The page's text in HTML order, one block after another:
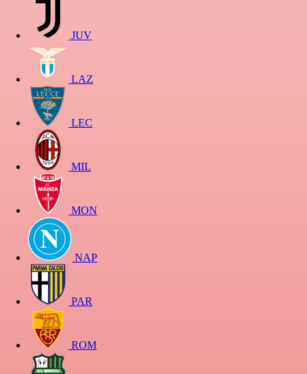
JUV
LAZ
LEC
MIL
MON
NAP
PAR
ROM